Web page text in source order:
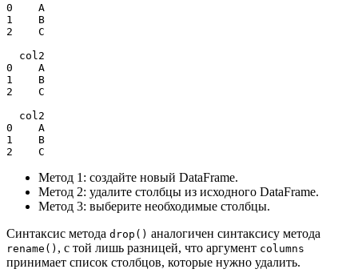
0    A
1    B
2    C
0    A
1    B
2    C
0    A
1    B
2    C
Метод 1: создайте новый DataFrame.
Метод 2: удалите столбцы из исходного DataFrame.
Метод 3: выберите необходимые столбцы.
Синтаксис метода drop() аналогичен синтаксису метода
rename() , с той лишь разницей, что аргумент columns
принимает список столбцов, которые нужно удалить.